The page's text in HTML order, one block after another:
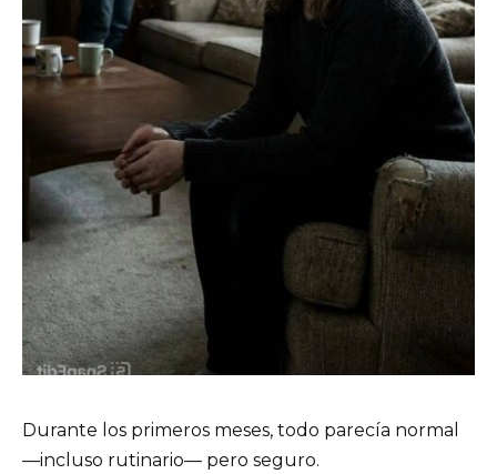
Durante los primeros meses, todo parecía normal
—incluso rutinario— pero seguro.